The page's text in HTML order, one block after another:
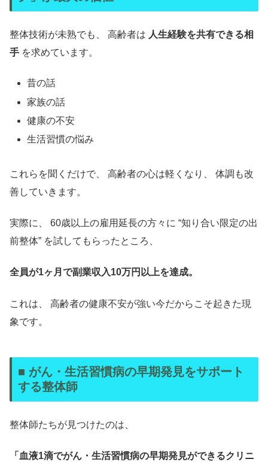
整体技術が未熟でも、 高齢者は 人生経験を共有できる相
手 を求めています。
昔の話
家族の話
健康の不安
生活習慣の悩み
これらを聞くだけで、 高齢者の心は軽くなり、 体調も改
善していきます。
実際に、 60歳以上の雇用延長の方々に “知り合い限定の出
前整体” を試してもらったところ、
全員が1ヶ月で副業収入10万円以上を達成。
これは、 高齢者の健康不安が強い今だからこそ起きた現
象です。
■ がん・生活習慣病の早期発見をサポート
する整体師
整体師たちが見つけたのは、
「血液1滴でがん・生活習慣病の早期発見ができるクリニ